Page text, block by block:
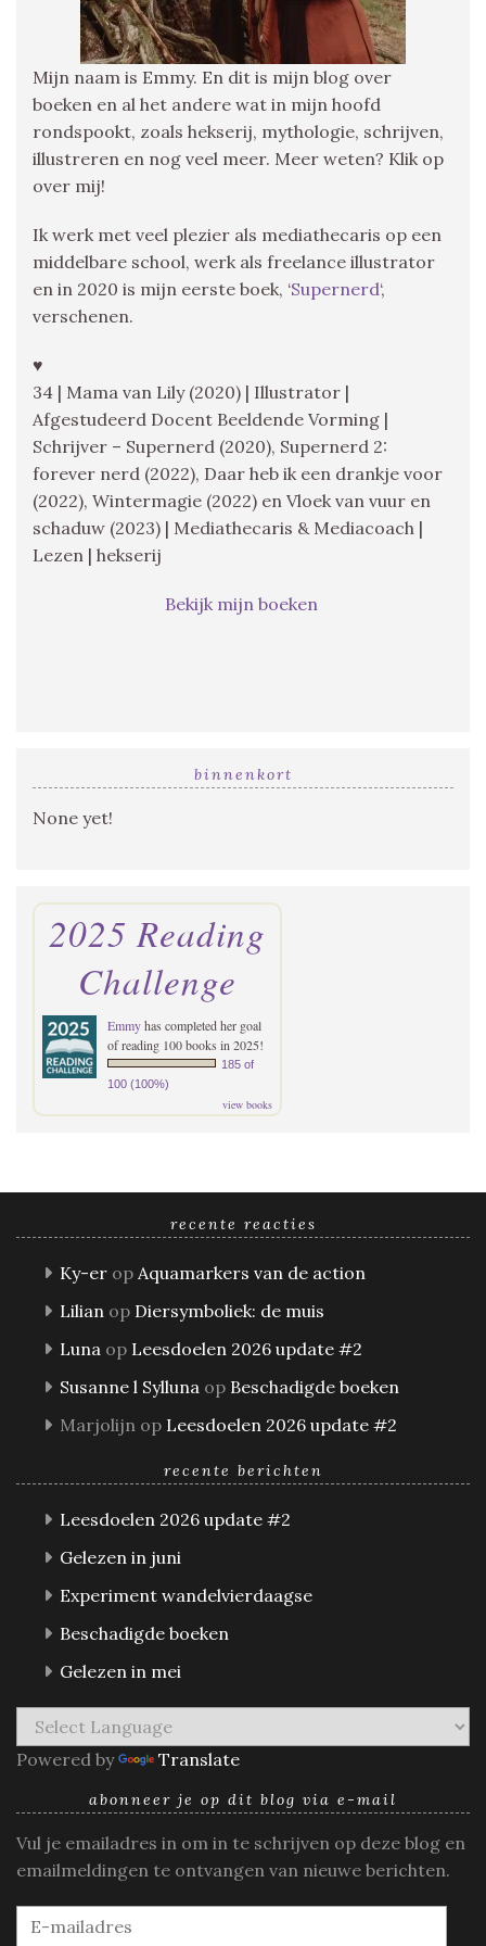
Mijn naam is Emmy. En dit is mijn blog over
boeken en al het andere wat in mijn hoofd
rondspookt, zoals hekserij, mythologie, schrijven,
illustreren en nog veel meer. Meer weten? Klik op
over mij!
Ik werk met veel plezier als mediathecaris op een
middelbare school, werk als freelance illustrator
en in 2020 is mijn eerste boek, ‘Supernerd‘,
verschenen.
♥
34 | Mama van Lily (2020) | Illustrator |
Afgestudeerd Docent Beeldende Vorming |
Schrijver – Supernerd (2020), Supernerd 2:
forever nerd (2022), Daar heb ik een drankje voor
(2022), Wintermagie (2022) en Vloek van vuur en
schaduw (2023) | Mediathecaris & Mediacoach |
Lezen | hekserij
Bekijk mijn boeken
binnenkort
None yet!
2025 Reading
Challenge
Emmyhas completed her goal
of reading 100 books in 2025!
185 of
100 (100%)
view books
recente reacties
Ky-er op Aquamarkers van de action
Lilian op Diersymboliek: de muis
Luna op Leesdoelen 2026 update #2
Susanne l Sylluna op Beschadigde boeken
Marjolijn op Leesdoelen 2026 update #2
recente berichten
Leesdoelen 2026 update #2
Gelezen in juni
Experiment wandelvierdaagse
Beschadigde boeken
Gelezen in mei
Powered by Translate
abonneer je op dit blog via e-mail
Vul je emailadres in om in te schrijven op deze blog en
emailmeldingen te ontvangen van nieuwe berichten.
E-